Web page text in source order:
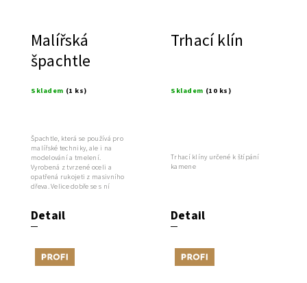
Malířská
špachtle
Skladem (1 ks)
Detail
Špachtle, která se používá pro
malířské techniky, ale i na
modelování a tmelení.
Vyrobená z tvrzené oceli a
opatřená rukojeti z masivního
dřeva. Velice dobře se s ní
Trhací klín
Skladem (10 ks)
Detail
Trhací klíny určené k štípání
kamene
Tip Tip